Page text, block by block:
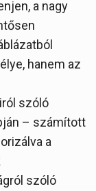
a nagy
hanem az
szóló
– számított
a
szóló